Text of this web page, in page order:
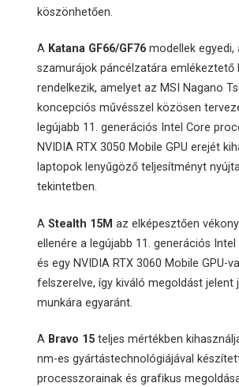
köszönhetően.
A Katana GF66/GF76 modellek egyedi,
szamurájok páncélzatára emlékeztető
rendelkezik, amelyet az MSI Nagano
koncepciós művésszel közösen
legújabb 11. generációs Intel Core
NVIDIA RTX 3050 Mobile GPU erejét
laptopok lenyűgöző teljesítményt
tekintetben.
AStealth 15M az elképesztően
ellenére a legújabb 11. generációs Intel
és egy NVIDIA RTX 3060 Mobile GPU-
felszerelve, így kiváló megoldást jelent
munkára egyaránt.
A Bravo 15 teljes mértékben
nm-es gyártástechnológiájával
processzorainak és grafikus